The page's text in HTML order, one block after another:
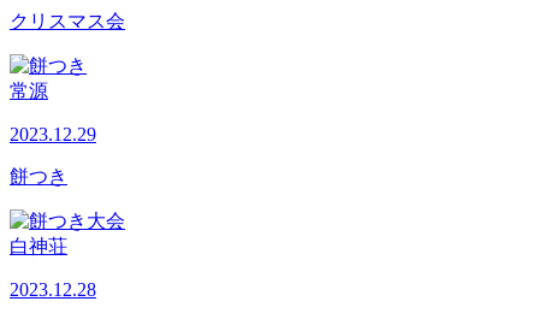
クリスマス会
常源
2023.12.29
餅つき
白神荘
2023.12.28